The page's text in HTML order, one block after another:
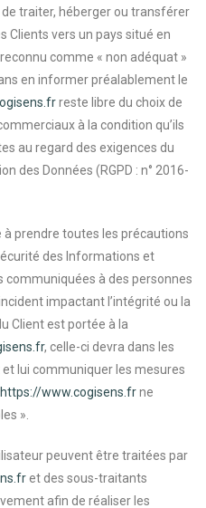
de traiter, héberger ou transférer
Clients vers un pays situé en
comme « non adéquat »
en informer préalablement le
reste libre du choix de
à la condition qu’ils
au regard des exigences du
des Données (RGPD : n° 2016-
à prendre toutes les précautions
des Informations et
communiquées à des personnes
impactant l’intégrité ou la
Client est portée à la
, celle-ci devra dans les
lui communiquer les mesures
https://www.cogisens.frne
».
peuvent être traitées par
et des sous-traitants
afin de réaliser les